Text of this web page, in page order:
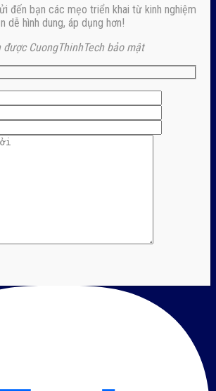
đến bạn các mẹo triển khai từ kinh nghiệm
dễ hình dung, áp dụng hơn!
được CuongThinhTech bảo mật